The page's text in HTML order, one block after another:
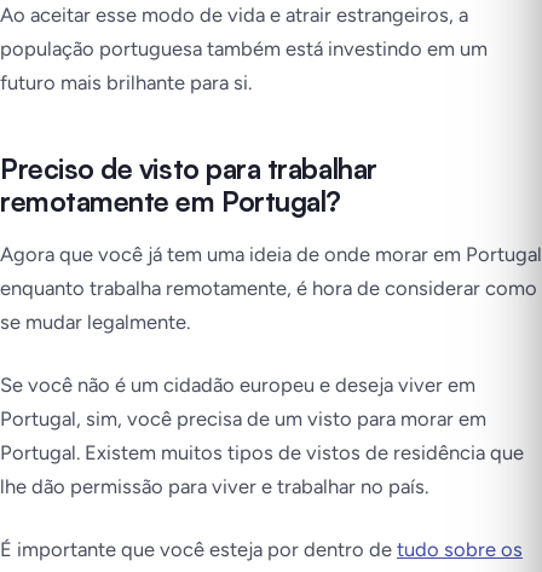
Ao aceitar esse modo de vida e atrair estrangeiros, a
população portuguesa também está investindo em um
futuro mais brilhante para si.
Preciso de visto para trabalhar
remotamente em Portugal?
Agora que você já tem uma ideia de onde morar em Portugal
enquanto trabalha remotamente, é hora de considerar como
se mudar legalmente.
Se você não é um cidadão europeu e deseja viver em
Portugal, sim, você precisa de um visto para morar em
Portugal. Existem muitos tipos de vistos de residência que
lhe dão permissão para viver e trabalhar no país.
É importante que você esteja por dentro de tudo sobre os